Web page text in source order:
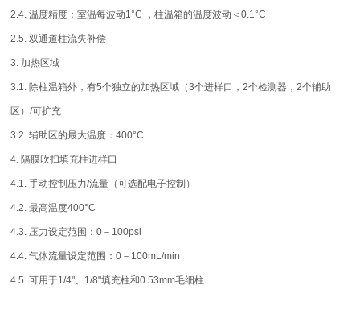
2.4. 温度精度：室温每波动1°C ，柱温箱的温度波动＜0.1°C
2.5. 双通道柱流失补偿
3. 加热区域
3.1. 除柱温箱外，有5个独立的加热区域（3个进样口，2个检测器，2个辅助
区）/可扩充
3.2. 辅助区的最大温度：400°C
4. 隔膜吹扫填充柱进样口
4.1. 手动控制压力/流量（可选配电子控制）
4.2. 最高温度400°C
4.3. 压力设定范围：0－100psi
4.4. 气体流量设定范围：0－100mL/min
4.5. 可用于1/4"、1/8"填充柱和0.53mm毛细柱